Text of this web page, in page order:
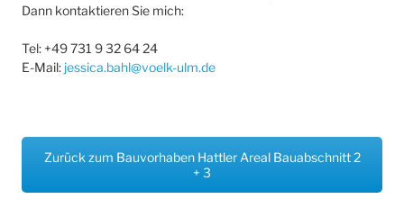
Dann kontaktieren Sie mich:
Tel: +49 731 9 32 64 24
E-Mail: jessica.bahl@voelk-ulm.de
Zurück zum Bauvorhaben Hattler Areal Bauabschnitt 2
+ 3